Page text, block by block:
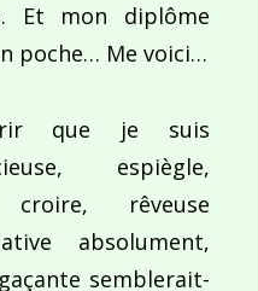
Et mon diplôme
poche… Me voici…
que je suis
espiègle,
rêveuse
absolument,
semblerait-